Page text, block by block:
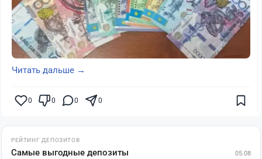
Читать дальше →
0 0 0 0
РЕЙТИНГ ДЕПОЗИТОВ
Самые выгодные депозиты 05.08